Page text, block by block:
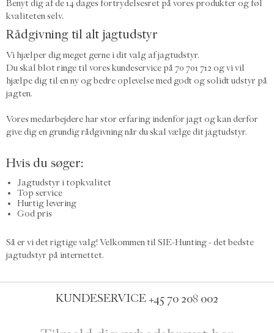
Benyt dig af de 14 dages fortrydelsesret på vores produkter og føl
kvaliteten selv.
Rådgivning til alt jagtudstyr
Vi hjælper dig meget gerne i dit valg af jagtudstyr.
Du skal blot ringe til vores kundeservice på 70 701 712 og vi vil
hjælpe dig til en ny og bedre oplevelse med godt og solidt udstyr på
jagten.
Vores medarbejdere har stor erfaring indenfor jagt og kan derfor
give dig en grundig rådgivning når du skal vælge dit jagtudstyr.
Hvis du søger:
Jagtudstyr i topkvalitet
Top service
Hurtig levering
God pris
Så er vi det rigtige valg! Velkommen til SIE-Hunting - det bedste
jagtudstyr på internettet.
KUNDESERVICE+45 70 208 002